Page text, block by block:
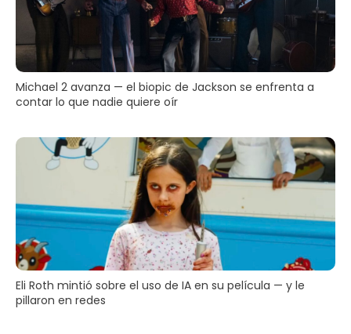
Michael 2 avanza — el biopic de Jackson se enfrenta a
contar lo que nadie quiere oír
Eli Roth mintió sobre el uso de IA en su película — y le
pillaron en redes